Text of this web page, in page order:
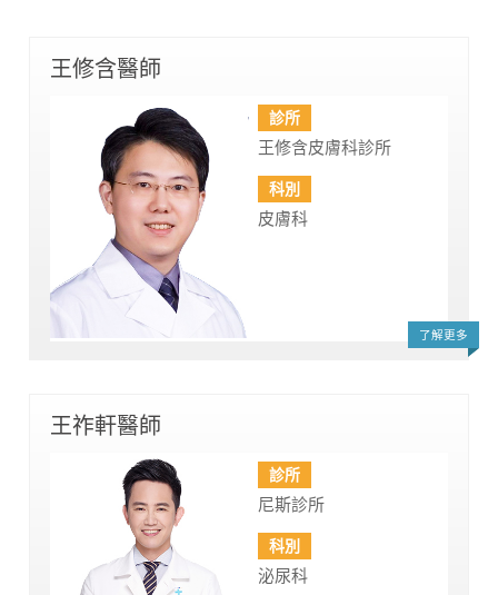
王修含醫師
診所
王修含皮膚科診所
科別
皮膚科
了解更多
王祚軒醫師
診所
尼斯診所
科別
泌尿科